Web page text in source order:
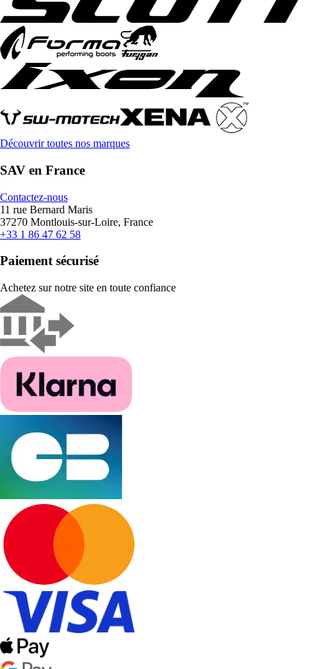
Découvrir toutes nos marques
SAV en France
Contactez-nous
11 rue Bernard Maris
37270 Montlouis-sur-Loire, France
+33 1 86 47 62 58
Paiement sécurisé
Achetez sur notre site en toute confiance